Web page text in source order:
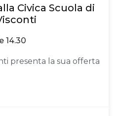
Civica Scuola di
14.30
presenta la sua offerta